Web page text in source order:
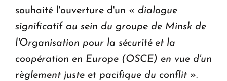
souhaité l'ouverture d'un « dialogue
significatif au sein du groupe de Minsk de
l'Organisation pour la sécurité et la
coopération en Europe (OSCE) en vue d'un
règlement juste et pacifique du conflit ».